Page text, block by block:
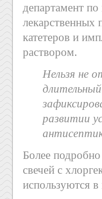
департамент
лекарственных
катетеров и
раствором.
Нельзя не
развитии
Более
свечей с
используются в